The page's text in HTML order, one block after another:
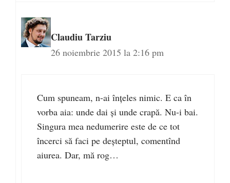
Claudiu Tarziu
26 noiembrie 2015 la 2:16 pm
Cum spuneam, n-ai înţeles nimic. E ca în
vorba aia: unde dai şi unde crapă. Nu-i bai.
Singura mea nedumerire este de ce tot
încerci să faci pe deşteptul, comentînd
aiurea. Dar, mă rog…